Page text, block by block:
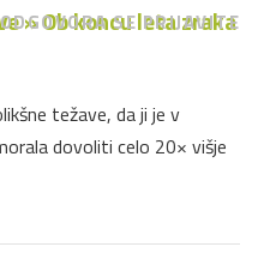
» Ob koncu leta zraka
SE PRIJAVITE
težave, da ji je v
dovoliti celo 20× višje